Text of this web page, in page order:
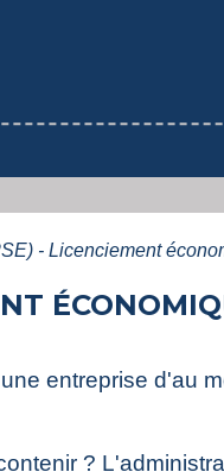
- Licenciement
entreprise d'au
?